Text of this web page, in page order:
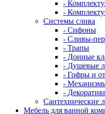
-
-
Системы слива
- Сифоны
- Сливы-
- Трапы
- Донные
- Душевые
- Гофры и
-
-
Сантехнические
Мебель для ванной